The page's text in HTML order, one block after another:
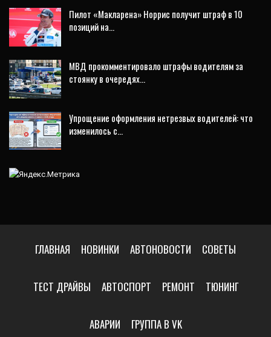
Пилот «Макларена» Норрис получит штраф в 10
позиций на…
МВД прокомментировало штрафы водителям за
стоянку в очередях…
Упрощение оформления нетрезвых водителей: что
изменилось с…
ГЛАВНАЯ НОВИНКИ АВТОНОВОСТИ СОВЕТЫ
ТЕСТ ДРАЙВЫ АВТОСПОРТ РЕМОНТ ТЮНИНГ
АВАРИИ ГРУППА В VK